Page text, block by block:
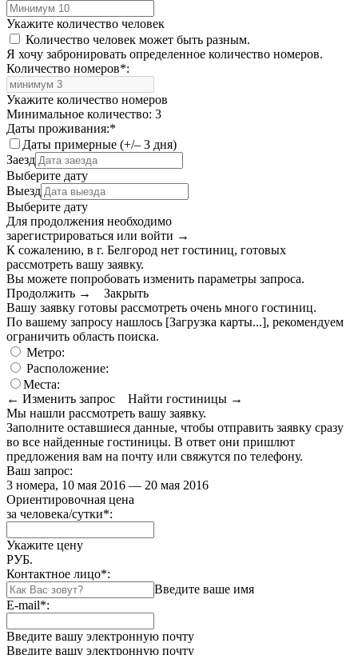
Укажите количество человек
Количество человек может быть разным.
Я хочу забронировать определенное количество номеров.
Количество номеров*:
Укажите количество номеров
Минимальное количество: 3
Даты проживания:*
Даты примерные (+/– 3 дня)
Заезд
Выберите дату
Выезд
Выберите дату
Для продолжения необходимо
зарегистрироваться или войти →
К сожалению, в г. Белгород нет гостиниц, готовых
рассмотреть вашу заявку.
Вы можете попробовать изменить параметры запроса.
Продолжить →
Закрыть
Вашу заявку готовы рассмотреть очень много гостиниц.
По вашему запросу нашлось [Загрузка карты...], рекомендуем
ограничить область поиска.
Метро:
Расположение:
Места:
← Изменить запрос
Найти гостиницы →
Мы нашли рассмотреть вашу заявку.
Заполните оставшиеся данные, чтобы отправить заявку сразу
во все найденные гостиницы. В ответ они пришлют
предложения вам на почту или свяжутся по телефону.
Ваш запрос:
3 номера, 10 мая 2016 — 20 мая 2016
Ориентировочная цена
за человека/сутки*:
Укажите цену
РУБ.
Контактное лицо*:
Введите ваше имя
E-mail*:
Введите вашу электронную почту
Введите вашу электронную почту